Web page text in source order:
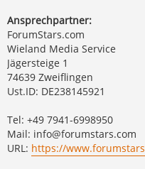
Ansprechpartner:
ForumStars.com
Wieland Media Service
Jägersteige 1
74639 Zweiflingen
Ust.ID: DE238145921
Tel: +49 7941-6998950
Mail: info@forumstars.com
URL: https://